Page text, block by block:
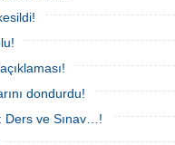
dondurdu!
Ders ve Sınav…!